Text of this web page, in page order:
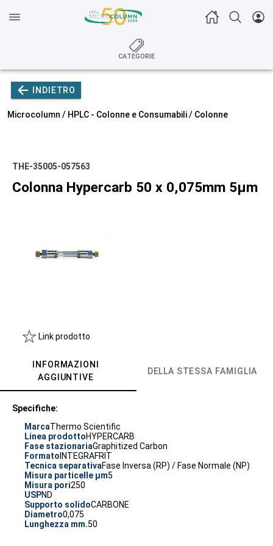
CATEGORIE
INDIETRO
Microcolumn / HPLC - Colonne e Consumabili/ Colonne
THE-35005-057563
Colonna Hypercarb 50 x 0,075mm 5µm
Link prodotto
INFORMAZIONI
AGGIUNTIVE
DELLA STESSA FAMIGLIA
Specifiche:
MarcaThermo Scientific
Linea prodottoHYPERCARB
Fase stazionariaGraphitized Carbon
Formato INTEGRAFRIT
Tecnica separativaFase Inversa (RP) / Fase Normale (NP)
Misura particelle µm5
Misura pori250
USPND
Supporto solidoCARBONE
Diametro0,075
Lunghezza mm.50